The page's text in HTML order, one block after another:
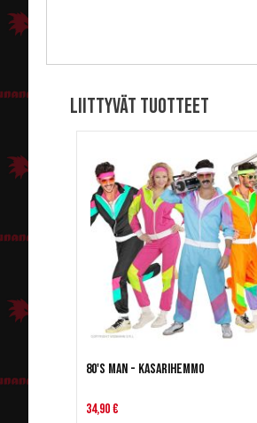
Liittyvät tuotteet
80's man - Kasarihemmo
34,90 €